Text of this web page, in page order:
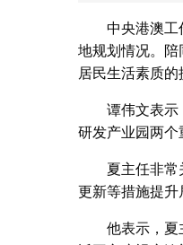
中央港澳工
地规划情况。陪
居民生活素质的
谭伟文表示
研发产业园两个
夏主任非
更新等措施提升
他表示，夏